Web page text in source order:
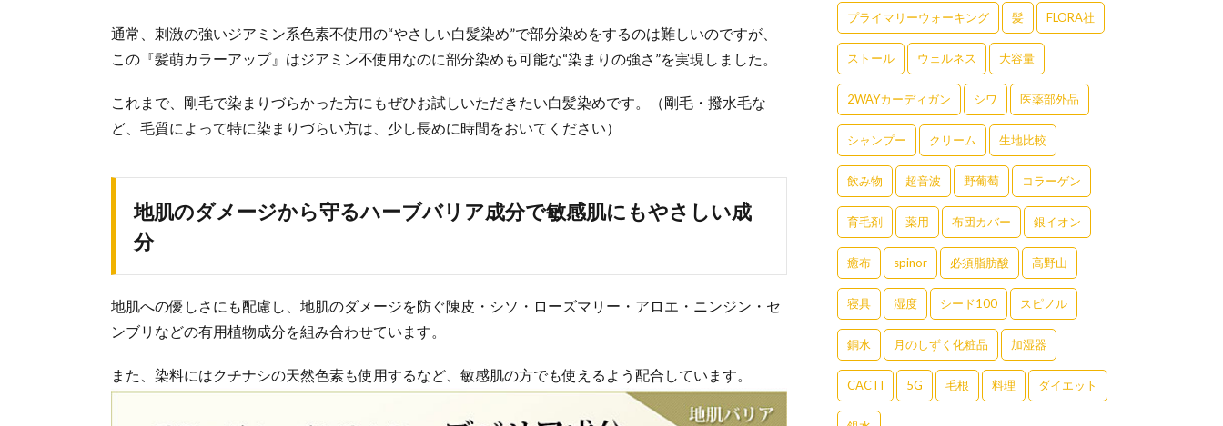
通常、刺激の強いジアミン系色素不使用の“やさしい白髪染め”で部分染めをするのは難しいのですが、
この『髪萌カラーアップ』はジアミン不使用なのに部分染めも可能な“染まりの強さ”を実現しました。
これまで、剛毛で染まりづらかった方にもぜひお試しいただきたい白髪染めです。（剛毛・撥水毛な
ど、毛質によって特に染まりづらい方は、少し長めに時間をおいてください）
地肌のダメージから守るハーブバリア成分で敏感肌にもやさしい成
分
地肌への優しさにも配慮し、地肌のダメージを防ぐ陳皮・シソ・ローズマリー・アロエ・ニンジン・セ
ンブリなどの有用植物成分を組み合わせています。
また、染料にはクチナシの天然色素も使用するなど、敏感肌の方でも使えるよう配合しています。
プライマリーウォーキング 髪 FLORA社
ストール ウェルネス 大容量
2WAYカーディガン シワ 医薬部外品
シャンプー クリーム 生地比較
飲み物 超音波 野葡萄 コラーゲン
育毛剤 薬用 布団カバー 銀イオン
癒布 spinor 必須脂肪酸 高野山
寝具 湿度 シード100 スピノル
銅水 月のしずく化粧品 加湿器
CACTI 5G 毛根 料理 ダイエット